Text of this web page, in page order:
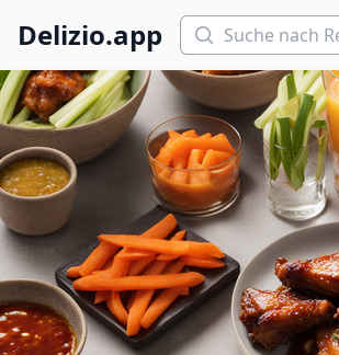
Delizio.app Suchen